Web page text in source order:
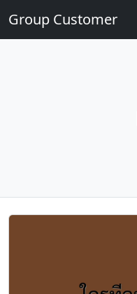
Group Customer